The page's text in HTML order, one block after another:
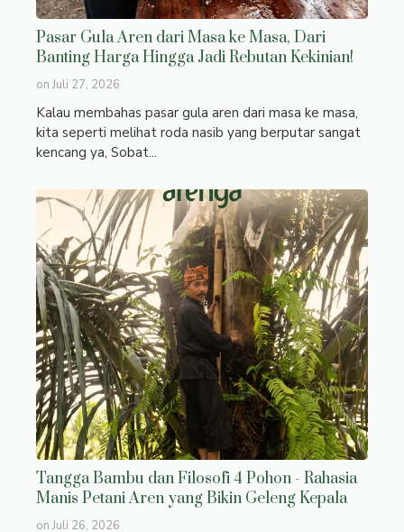
Pasar Gula Aren dari Masa ke Masa, Dari
Banting Harga Hingga Jadi Rebutan Kekinian!
on Juli 27, 2026
Kalau membahas pasar gula aren dari masa ke masa,
kita seperti melihat roda nasib yang berputar sangat
kencang ya, Sobat...
Tangga Bambu dan Filosofi 4 Pohon - Rahasia
Manis Petani Aren yang Bikin Geleng Kepala
on Juli 26, 2026